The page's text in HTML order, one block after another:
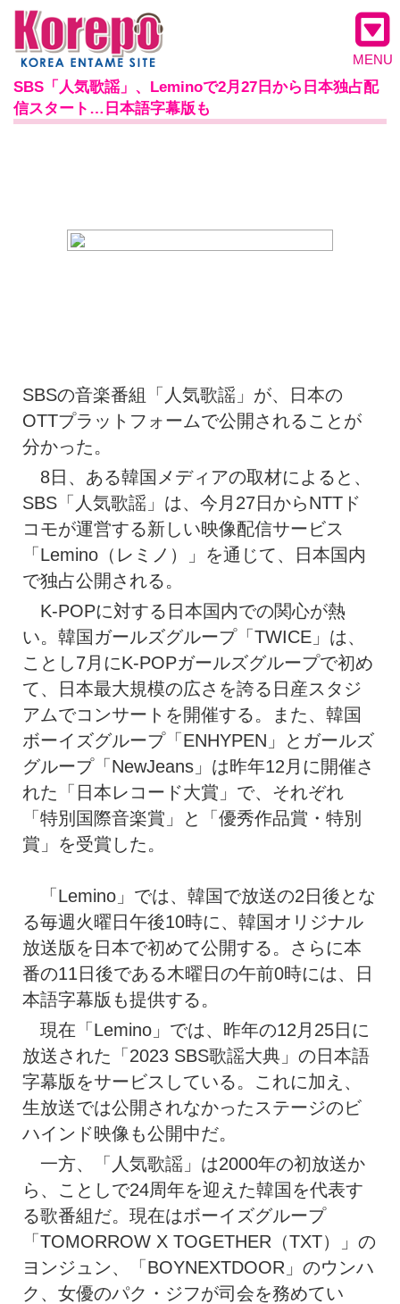
MENU
SBS「人気歌謡」、Leminoで2月27日から日本独占配
信スタート…日本語字幕版も
SBSの音楽番組「人気歌謡」が、日本の
OTTプラットフォームで公開されることが
分かった。
8日、ある韓国メディアの取材によると、
SBS「人気歌謡」は、今月27日からNTTド
コモが運営する新しい映像配信サービス
「Lemino（レミノ）」を通じて、日本国内
で独占公開される。
K-POPに対する日本国内での関心が熱
い。韓国ガールズグループ「TWICE」は、
ことし7月にK-POPガールズグループで初め
て、日本最大規模の広さを誇る日産スタジ
アムでコンサートを開催する。また、韓国
ボーイズグループ「ENHYPEN」とガールズ
グループ「NewJeans」は昨年12月に開催さ
れた「日本レコード大賞」で、それぞれ
「特別国際音楽賞」と「優秀作品賞・特別
賞」を受賞した。
「Lemino」では、韓国で放送の2日後とな
る毎週火曜日午後10時に、韓国オリジナル
放送版を日本で初めて公開する。さらに本
番の11日後である木曜日の午前0時には、日
本語字幕版も提供する。
現在「Lemino」では、昨年の12月25日に
放送された「2023 SBS歌謡大典」の日本語
字幕版をサービスしている。これに加え、
生放送では公開されなかったステージのビ
ハインド映像も公開中だ。
一方、「人気歌謡」は2000年の初放送か
ら、ことしで24周年を迎えた韓国を代表す
る歌番組だ。現在はボーイズグループ
「TOMORROW X TOGETHER（TXT）」の
ヨンジュン、「BOYNEXTDOOR」のウンハ
ク、女優のパク・ジフが司会を務めてい